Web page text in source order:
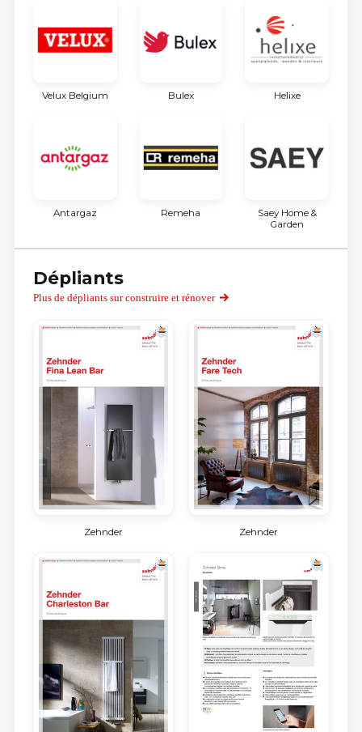
Velux Belgium Bulex Helixe
Antargaz Remeha
Saey Home &
Garden
Dépliants
Plus de dépliants sur construire et rénover
Zehnder Zehnder